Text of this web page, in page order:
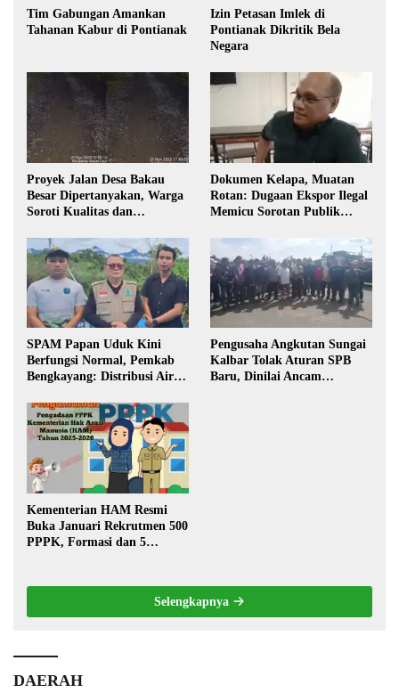
Tim Gabungan Amankan
Tahanan Kabur di Pontianak
Izin Petasan Imlek di
Pontianak Dikritik Bela
Negara
Proyek Jalan Desa Bakau
Besar Dipertanyakan, Warga
Soroti Kualitas dan
Pembangunan
Dokumen Kelapa, Muatan
Rotan: Dugaan Ekspor Ilegal
Memicu Sorotan Publik
SPAM Papan Uduk Kini
Berfungsi Normal, Pemkab
Bengkayang: Distribusi Air
Warga
Pengusaha Angkutan Sungai
Kalbar Tolak Aturan SPB
Baru, Dinilai Ancam
Kementerian HAM Resmi
Buka Januari Rekrutmen 500
PPPK, Formasi dan 5
Selengkapnya
DAERAH